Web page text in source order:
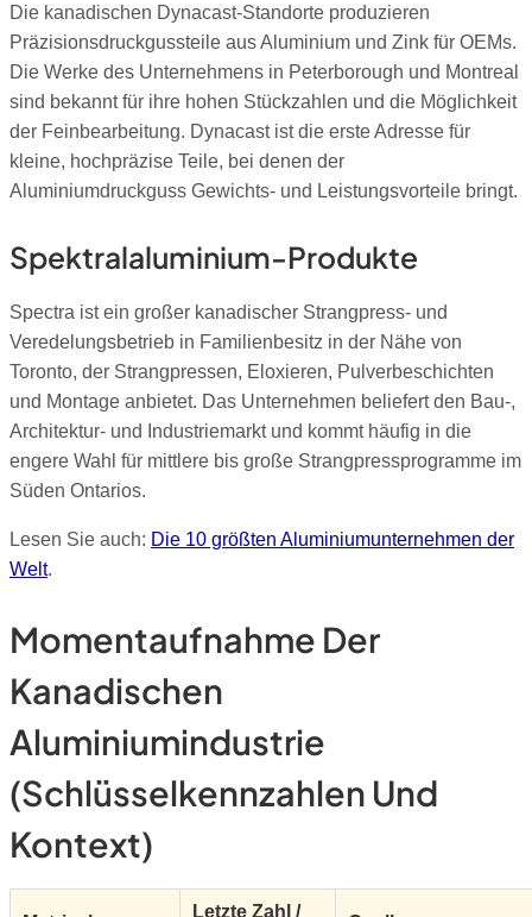
Die kanadischen Dynacast-Standorte produzieren
Präzisionsdruckgussteile aus Aluminium und Zink für OEMs.
Die Werke des Unternehmens in Peterborough und Montreal
sind bekannt für ihre hohen Stückzahlen und die Möglichkeit
der Feinbearbeitung. Dynacast ist die erste Adresse für
kleine, hochpräzise Teile, bei denen der
Aluminiumdruckguss Gewichts- und Leistungsvorteile bringt.
Spektralaluminium-Produkte
Spectra ist ein großer kanadischer Strangpress- und
Veredelungsbetrieb in Familienbesitz in der Nähe von
Toronto, der Strangpressen, Eloxieren, Pulverbeschichten
und Montage anbietet. Das Unternehmen beliefert den Bau-,
Architektur- und Industriemarkt und kommt häufig in die
engere Wahl für mittlere bis große Strangpressprogramme im
Süden Ontarios.
Lesen Sie auch: Die 10 größten Aluminiumunternehmen der
Welt.
Momentaufnahme Der
Kanadischen
Aluminiumindustrie
(Schlüsselkennzahlen Und
Kontext)
Letzte Zahl /